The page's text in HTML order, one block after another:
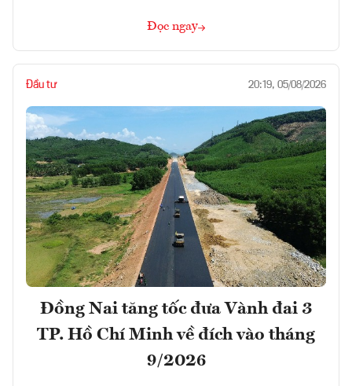
Đọc ngay
Đầu tư 20:19, 05/08/2026
Đồng Nai tăng tốc đưa Vành đai 3
TP. Hồ Chí Minh về đích vào tháng
9/2026